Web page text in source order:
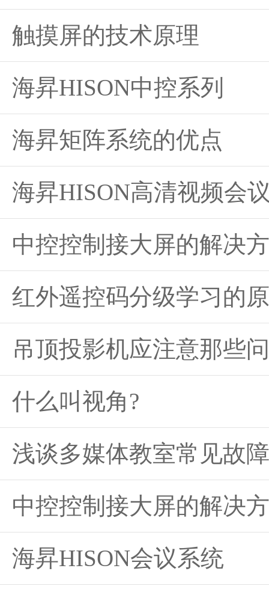
触摸屏的技术原理
海昇HISON中控系列
海昇矩阵系统的优点
海昇HISON高清视频会
中控控制接大屏的解决
红外遥控码分级学习的
吊顶投影机应注意那些
什么叫视角?
浅谈多媒体教室常见故
中控控制接大屏的解决
海昇HISON会议系统